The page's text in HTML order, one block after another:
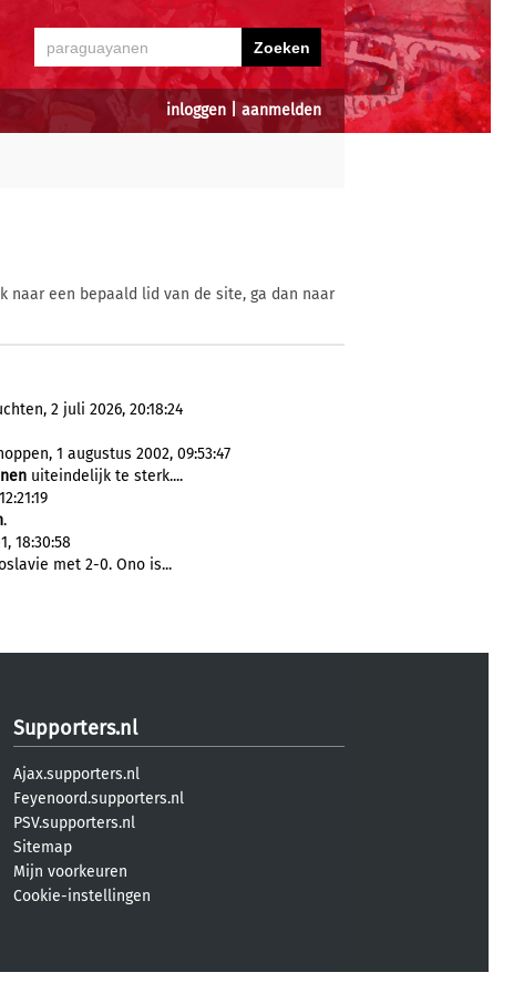
inloggen aanmelden
naar een bepaald lid van de site, ga dan naar
2 juli 2026, 20:18:24
1 augustus 2002, 09:53:47
uiteindelijk te sterk....
.
18:30:58
met 2-0. Ono is...
Supporters.nl
Ajax.supporters.nl
Feyenoord.supporters.nl
PSV.supporters.nl
Sitemap
Mijn voorkeuren
Cookie-instellingen